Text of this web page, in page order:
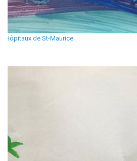
Hôpitaux de St-Maurice